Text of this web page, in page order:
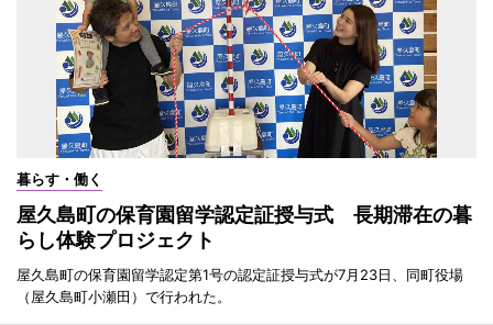
暮らす・働く
屋久島町の保育園留学認定証授与式 長期滞在の暮
らし体験プロジェクト
屋久島町の保育園留学認定第1号の認定証授与式が7月23日、同町役場
（屋久島町小瀬田）で行われた。